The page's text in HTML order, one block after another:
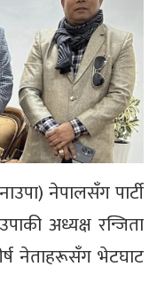
नेपालसँग पार्टी
अध्यक्ष रन्जिता
नेताहरूसँग भेटघाट